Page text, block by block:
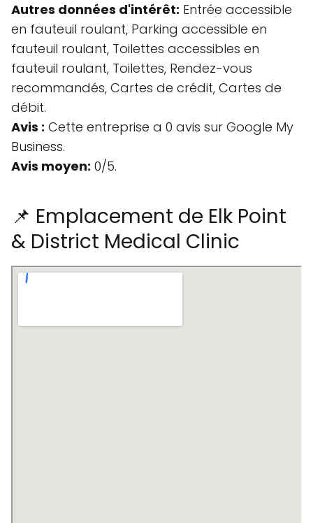
Autres données d'intérêt: Entrée accessible
en fauteuil roulant, Parking accessible en
fauteuil roulant, Toilettes accessibles en
fauteuil roulant, Toilettes, Rendez-vous
recommandés, Cartes de crédit, Cartes de
débit.
Avis : Cette entreprise a 0 avis sur Google My
Business.
Avis moyen: 0/5.
📌 Emplacement de Elk Point
& District Medical Clinic